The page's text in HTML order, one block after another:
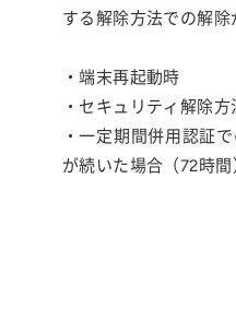
する解除方法での解除
・端末再起動時
・セキュリティ解除
・一定期間併用認証
が続いた場合（72時間